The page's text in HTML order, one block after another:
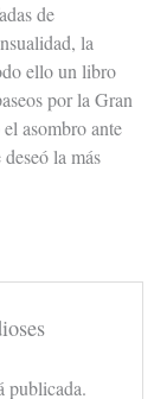
de
la
ello un libro
por la Gran
asombro ante
la más
publicada.